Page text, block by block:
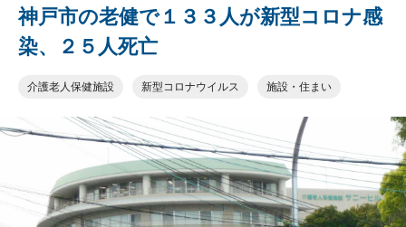
神戸市の老健で１３３人が新型コロナ感
染、２５人死亡
介護老人保健施設 新型コロナウイルス 施設・住まい